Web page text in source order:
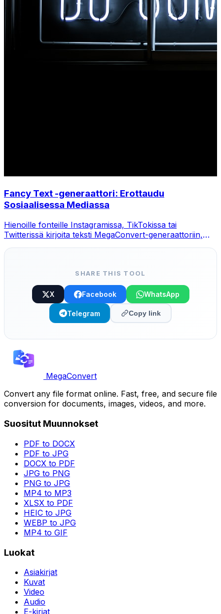
Fancy Text -generaattori: Erottaudu
Sosiaalisessa Mediassa
Hienoille fonteille Instagramissa, TikTokissa tai
Twitterissä kirjoita teksti MegaConvert-generaattoriin,
SHARE THIS TOOL
X Facebook WhatsApp
Telegram Copy link
MegaConvert
Convert any file format online. Fast, free, and secure file
conversion for documents, images, videos, and more.
Suositut Muunnokset
PDF to DOCX
PDF to JPG
DOCX to PDF
JPG to PNG
PNG to JPG
MP4 to MP3
XLSX to PDF
HEIC to JPG
WEBP to JPG
MP4 to GIF
Luokat
Asiakirjat
Kuvat
Video
Audio
E-kirjat